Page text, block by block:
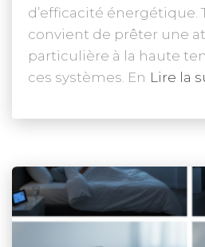
d’efficacité énergétique.
convient de prêter une
particulière à la haute
ces systèmes. En Lire la